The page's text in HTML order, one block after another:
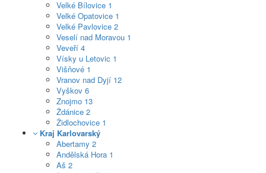
Velké Bílovice 1
Velké Opatovice 1
Velké Pavlovice 2
Veselí nad Moravou 1
Veveří 4
Vísky u Letovic 1
Višňové 1
Vranov nad Dyjí 12
Vyškov 6
Znojmo 13
Ždánice 2
Židlochovice 1
Kraj Karlovarský
Abertamy 2
Andělská Hora 1
Aš 2